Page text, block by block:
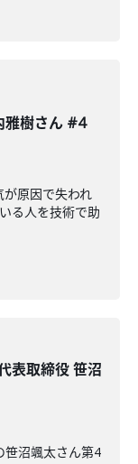
雅樹さん #4
原因で失われ
る人を技術で助
表取締役 笹沼
笹沼颯太さん第4